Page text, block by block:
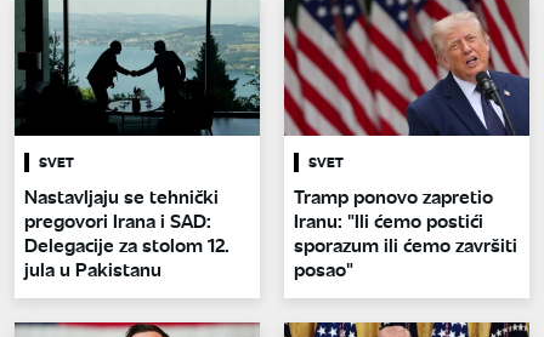
SVET
Nastavljaju se tehnički
pregovori Irana i SAD:
Delegacije za stolom 12.
jula u Pakistanu
SVET
Tramp ponovo zapretio
Iranu: "Ili ćemo postići
sporazum ili ćemo završiti
posao"